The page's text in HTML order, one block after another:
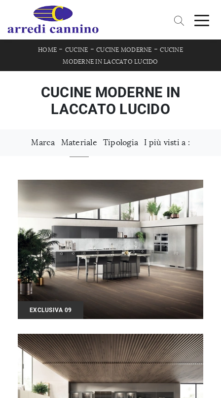
HOME - CUCINE -CUCINE MODERNE -CUCINE
MODERNE IN LACCATO LUCIDO
CUCINE MODERNE IN
LACCATO LUCIDO
Marca Materiale Tipologia I più visti a :
EXCLUSIVA 09